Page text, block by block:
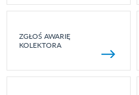
ZGŁOŚ AWARIĘ
KOLEKTORA